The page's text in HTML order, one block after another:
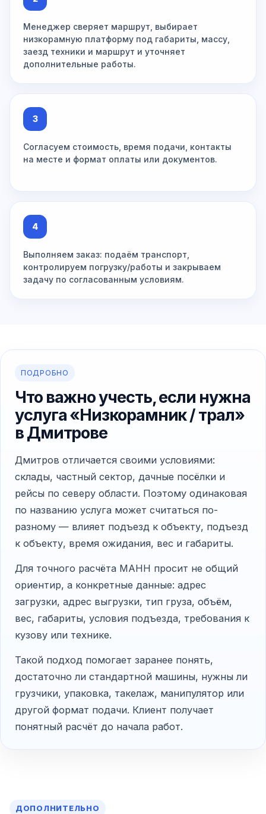
Менеджер сверяет маршрут, выбирает
низкорамную платформу под габариты, массу,
заезд техники и маршрут и уточняет
дополнительные работы.
3
Согласуем стоимость, время подачи, контакты
на месте и формат оплаты или документов.
4
Выполняем заказ: подаём транспорт,
контролируем погрузку/работы и закрываем
задачу по согласованным условиям.
ПОДРОБНО
Что важно учесть, если нужна
услуга «Низкорамник / трал»
в Дмитрове
Дмитров отличается своими условиями:
склады, частный сектор, дачные посёлки и
рейсы по северу области. Поэтому одинаковая
по названию услуга может считаться по-
разному — влияет подъезд к объекту, подъезд
к объекту, время ожидания, вес и габариты.
Для точного расчёта МАНН просит не общий
ориентир, а конкретные данные: адрес
загрузки, адрес выгрузки, тип груза, объём,
вес, габариты, условия подъезда, требования к
кузову или технике.
Такой подход помогает заранее понять,
достаточно ли стандартной машины, нужны ли
грузчики, упаковка, такелаж, манипулятор или
другой формат подачи. Клиент получает
понятный расчёт до начала работ.
ДОПОЛНИТЕЛЬНО